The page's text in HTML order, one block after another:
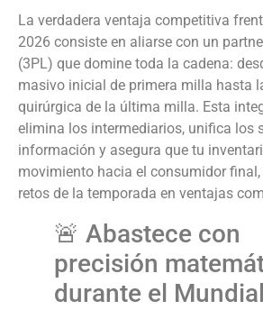
La verdadera ventaja competitiva
2026 consiste en aliarse con un
(3PL) que domine toda la cadena:
masivo inicial de primera milla hasta
quirúrgica de la última milla. Esta
elimina los intermediarios, unifica los
información y asegura que tu
movimiento hacia el consumidor
retos de la temporada en ventajas
🚨 Abastece con
precisión
durante el